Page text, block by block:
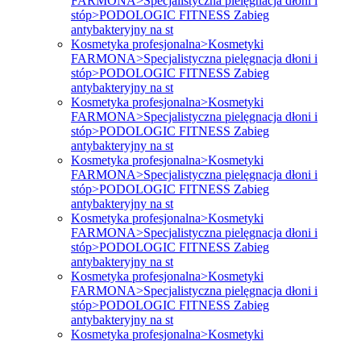
stóp>PODOLOGIC FITNESS Zabieg
antybakteryjny na st
Kosmetyka profesjonalna>Kosmetyki
FARMONA>Specjalistyczna pielęgnacja dłoni i
stóp>PODOLOGIC FITNESS Zabieg
antybakteryjny na st
Kosmetyka profesjonalna>Kosmetyki
FARMONA>Specjalistyczna pielęgnacja dłoni i
stóp>PODOLOGIC FITNESS Zabieg
antybakteryjny na st
Kosmetyka profesjonalna>Kosmetyki
FARMONA>Specjalistyczna pielęgnacja dłoni i
stóp>PODOLOGIC FITNESS Zabieg
antybakteryjny na st
Kosmetyka profesjonalna>Kosmetyki
FARMONA>Specjalistyczna pielęgnacja dłoni i
stóp>PODOLOGIC FITNESS Zabieg
antybakteryjny na st
Kosmetyka profesjonalna>Kosmetyki
FARMONA>Specjalistyczna pielęgnacja dłoni i
stóp>PODOLOGIC FITNESS Zabieg
antybakteryjny na st
Kosmetyka profesjonalna>Kosmetyki